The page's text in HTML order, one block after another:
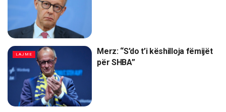
LAJME
Merz: “S’do t’i këshilloja fëmijët
për SHBA”